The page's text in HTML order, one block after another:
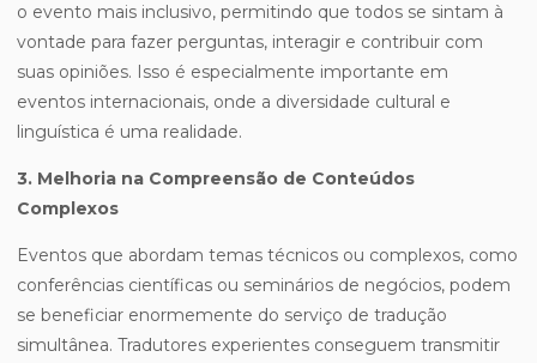
o evento mais inclusivo, permitindo que todos se sintam à
vontade para fazer perguntas, interagir e contribuir com
suas opiniões. Isso é especialmente importante em
eventos internacionais, onde a diversidade cultural e
linguística é uma realidade.
3. Melhoria na Compreensão de Conteúdos
Complexos
Eventos que abordam temas técnicos ou complexos, como
conferências científicas ou seminários de negócios, podem
se beneficiar enormemente do serviço de tradução
simultânea. Tradutores experientes conseguem transmitir